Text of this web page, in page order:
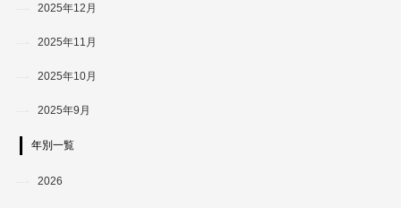
2025年12月
2025年11月
2025年10月
2025年9月
年別一覧
2026